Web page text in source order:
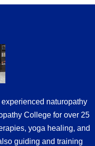
naturopathy
College for over 25
yoga healing, and
guiding and training